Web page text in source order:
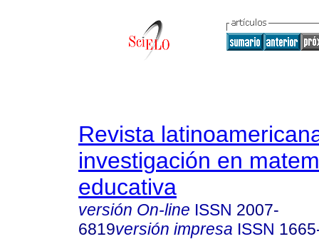
Revista
investigación en
educativa
versión On-line ISSN 2007-
6819versión impresa ISSN